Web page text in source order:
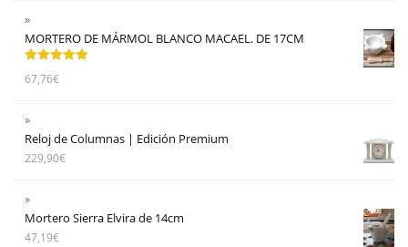
MORTERO DE MÁRMOL BLANCO MACAEL. DE 17CM
con5.00
67,76€
Reloj de Columnas | Edición Premium
229,90€
Mortero Sierra Elvira de 14cm
47,19€